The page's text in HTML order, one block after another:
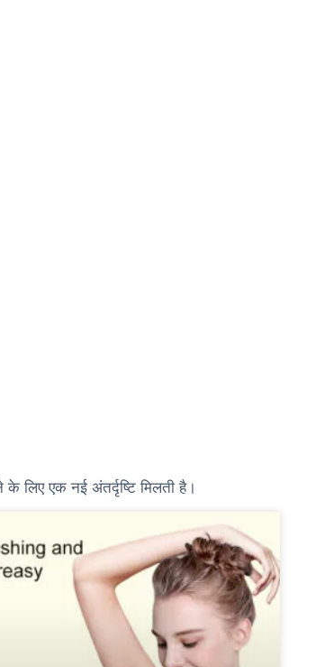
लिए एक नई अंतर्दृष्टि मिलती है।